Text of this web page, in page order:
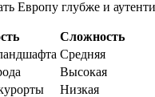
Европу глубже и
Сложность
Средняя
Высокая
Низкая